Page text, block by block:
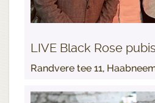
LIVE Black Rose
Randvere tee 11,